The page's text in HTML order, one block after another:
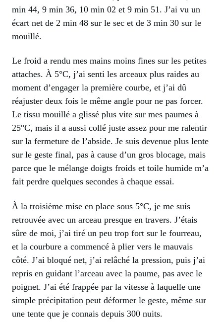
min 44, 9 min 36, 10 min 02 et 9 min 51. J’ai vu un
écart net de 2 min 48 sur le sec et de 3 min 30 sur le
mouillé.
Le froid a rendu mes mains moins fines sur les petites
attaches. À 5°C, j’ai senti les arceaux plus raides au
moment d’engager la première courbe, et j’ai dû
réajuster deux fois le même angle pour ne pas forcer.
Le tissu mouillé a glissé plus vite sur mes paumes à
25°C, mais il a aussi collé juste assez pour me ralentir
sur la fermeture de l’abside. Je suis devenue plus lente
sur le geste final, pas à cause d’un gros blocage, mais
parce que le mélange doigts froids et toile humide m’a
fait perdre quelques secondes à chaque essai.
À la troisième mise en place sous 5°C, je me suis
retrouvée avec un arceau presque en travers. J’étais
sûre de moi, j’ai tiré un peu trop fort sur le fourreau,
et la courbure a commencé à plier vers le mauvais
côté. J’ai bloqué net, j’ai relâché la pression, puis j’ai
repris en guidant l’arceau avec la paume, pas avec le
poignet. J’ai été frappée par la vitesse à laquelle une
simple précipitation peut déformer le geste, même sur
une tente que je connais depuis 300 nuits.